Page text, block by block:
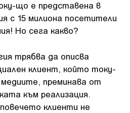
що е представена в
с 15 милиона посетители
Но сега какво?
трябва да описва
клиент, който току-
преминава от
към реализация.
клиенти не